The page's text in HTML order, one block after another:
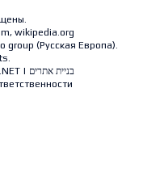
wikipedia.org
group (Русская Европа).
| בניית אתרים